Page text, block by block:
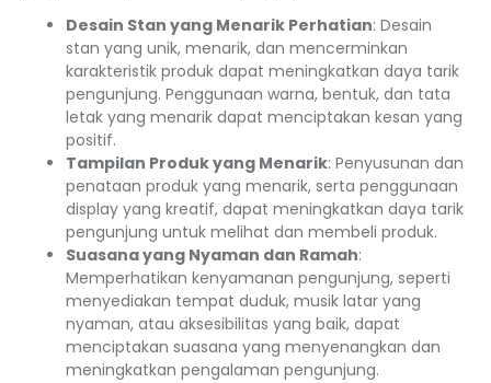
Desain Stan yang Menarik Perhatian: Desain
stan yang unik, menarik, dan mencerminkan
karakteristik produk dapat meningkatkan daya tarik
pengunjung. Penggunaan warna, bentuk, dan tata
letak yang menarik dapat menciptakan kesan yang
positif.
Tampilan Produk yang Menarik: Penyusunan dan
penataan produk yang menarik, serta penggunaan
display yang kreatif, dapat meningkatkan daya tarik
pengunjung untuk melihat dan membeli produk.
Suasana yang Nyaman dan Ramah:
Memperhatikan kenyamanan pengunjung, seperti
menyediakan tempat duduk, musik latar yang
nyaman, atau aksesibilitas yang baik, dapat
menciptakan suasana yang menyenangkan dan
meningkatkan pengalaman pengunjung.